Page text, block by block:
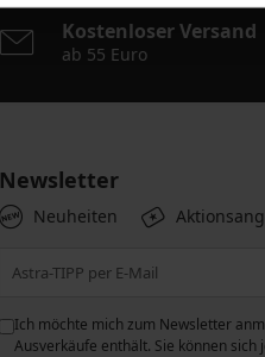
Kostenloser Versand
ab 55 Euro
Newsletter
Neuheiten
Ich möchte mich zum Newsletter
Ausverkäufe enthält. Sie können